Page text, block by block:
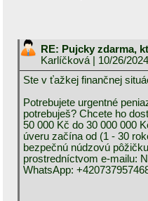
RE: Pujcky zdarma,
Karlíčková | 10/26/
Ste v ťažkej finančnej
Potrebujete urgentné
potrebuješ? Chcete ho
50 000 Kč do 30 000 000
úveru začína od (1 - 30
bezpečnú núdzovú
prostredníctvom e-mailu:
WhatsApp: